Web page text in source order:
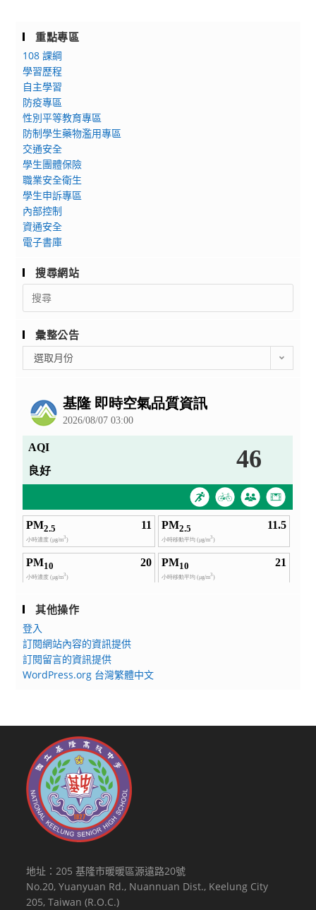
重點專區
108 課綱
學習歷程
自主學習
防疫專區
性別平等教育專區
防制學生藥物濫用專區
交通安全
學生團體保險
職業安全衛生
學生申訴專區
內部控制
資通安全
電子書庫
搜尋網站
Search
for:
彙整公告
整
選取月份
其他操作
登入
訂閱網站內容的資訊提供
訂閱留言的資訊提供
WordPress.org 台灣繁體中文
地址：205 基隆市暖暖區源遠路20號
No.20, Yuanyuan Rd., Nuannuan Dist., Keelung City
205, Taiwan (R.O.C.)